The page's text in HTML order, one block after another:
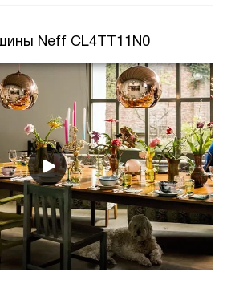
Neff CL4TT11N0